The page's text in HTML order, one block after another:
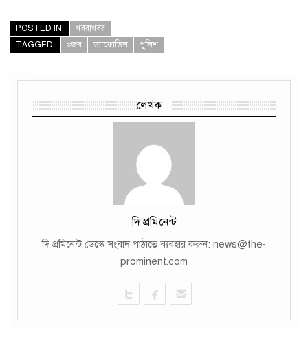
POSTED IN:
খবরাখবর
TAGGED:
গুজব ড্যাফোডিল পুলিশ
লেখক
দি প্রমিনেন্ট
দি প্রমিনেন্ট ডেস্কে সংবাদ পাঠাতে ব্যবহার করুন: news@the-
prominent.com